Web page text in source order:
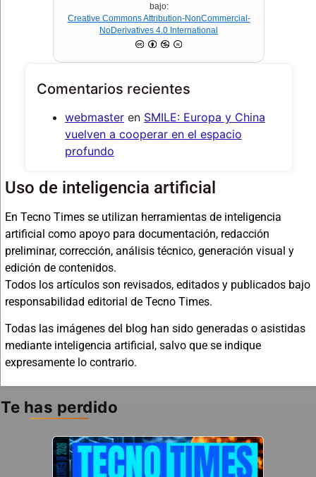
bajo:
Creative Commons Attribution-NonCommercial-
NoDerivatives 4.0 International
Comentarios recientes
webmasteren SMILE: Europa y China
vuelven a cooperar en el espacio
profundo
Uso de inteligencia artificial
En Tecno Times se utilizan herramientas de inteligencia
artificial como apoyo para documentación, redacción
preliminar, corrección, análisis técnico, generación visual y
edición de contenidos.
Todos los artículos son revisados, editados y publicados bajo
responsabilidad editorial de Tecno Times.
Todas las imágenes del blog han sido generadas o asistidas
mediante inteligencia artificial, salvo que se indique
expresamente lo contrario.
Te has perdido